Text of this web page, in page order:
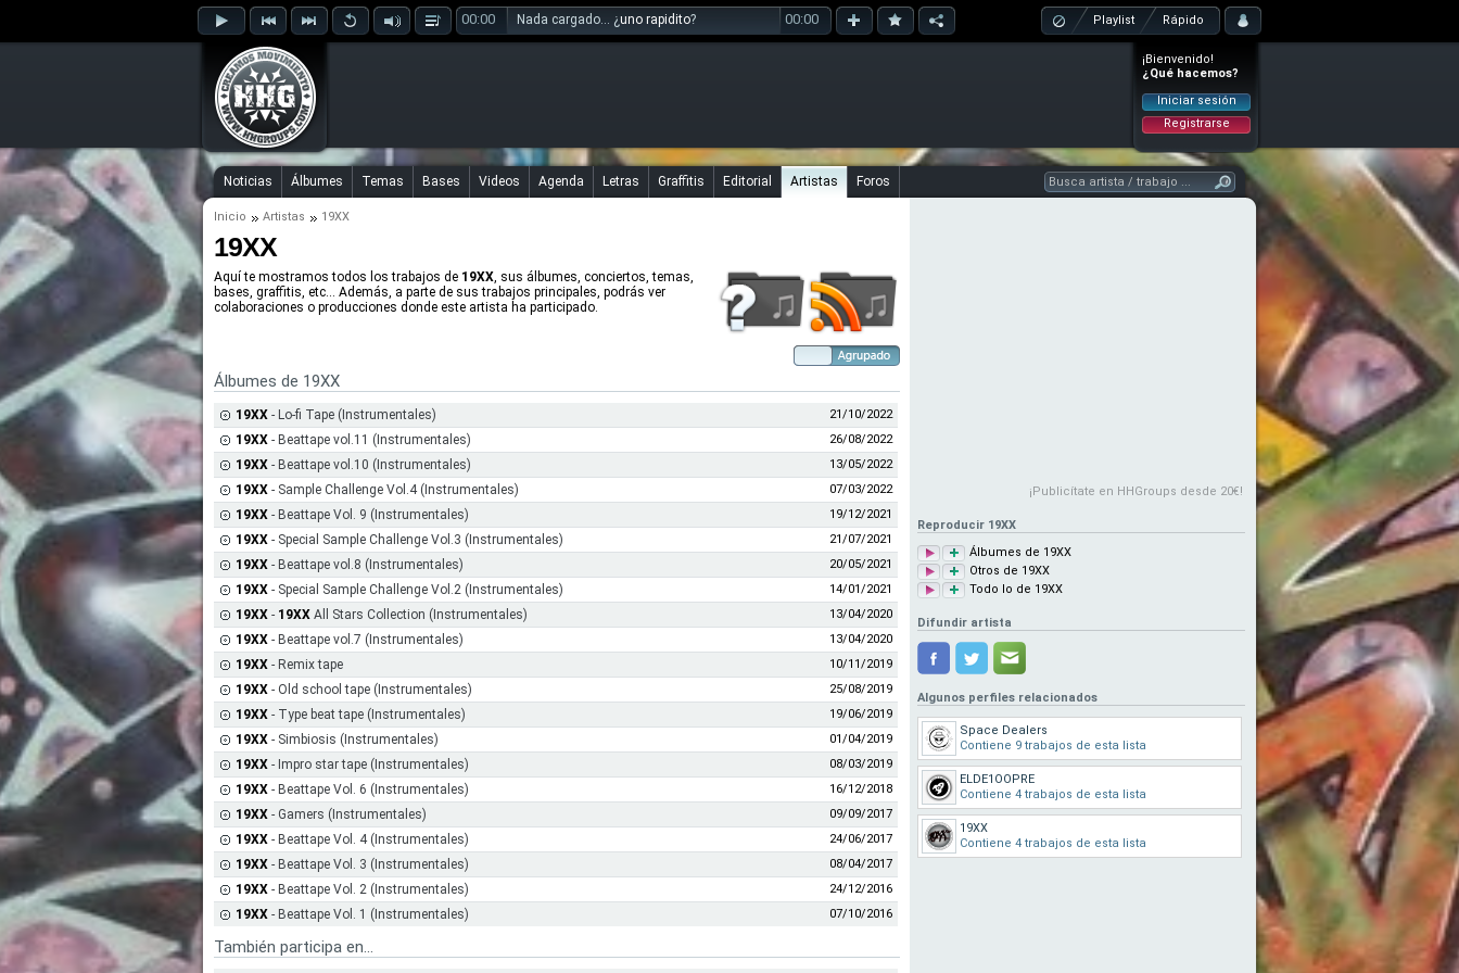
00:00 Nada cargado... ¿uno rapidito? 00:00 Playlist Rápido
¡Bienvenido!
¿Qué hacemos?
Iniciar sesión
Registrarse
Noticias Álbumes Temas Bases Videos Agenda Letras Graffitis Editorial Artistas Foros
Inicio Artistas 19XX
19XX
Aquí te mostramos todos los trabajos de 19XX, sus álbumes, conciertos, temas,
bases, graffitis, etc... Además, a parte de sus trabajos principales, podrás ver
colaboraciones o producciones donde este artista ha participado.
Álbumes de 19XX
19XX - Lo-fi Tape (Instrumentales) 21/10/2022
19XX - Beattape vol.11 (Instrumentales) 26/08/2022
19XX - Beattape vol.10 (Instrumentales) 13/05/2022
19XX - Sample Challenge Vol.4 (Instrumentales) 07/03/2022
19XX - Beattape Vol. 9 (Instrumentales) 19/12/2021
19XX - Special Sample Challenge Vol.3 (Instrumentales) 21/07/2021
19XX - Beattape vol.8 (Instrumentales) 20/05/2021
19XX - Special Sample Challenge Vol.2 (Instrumentales) 14/01/2021
19XX - 19XX All Stars Collection (Instrumentales) 13/04/2020
19XX - Beattape vol.7 (Instrumentales) 13/04/2020
19XX - Remix tape 10/11/2019
19XX - Old school tape (Instrumentales) 25/08/2019
19XX - Type beat tape (Instrumentales) 19/06/2019
19XX - Simbiosis (Instrumentales) 01/04/2019
19XX - Impro star tape (Instrumentales) 08/03/2019
19XX - Beattape Vol. 6 (Instrumentales) 16/12/2018
19XX - Gamers (Instrumentales) 09/09/2017
19XX - Beattape Vol. 4 (Instrumentales) 24/06/2017
19XX - Beattape Vol. 3 (Instrumentales) 08/04/2017
19XX - Beattape Vol. 2 (Instrumentales) 24/12/2016
19XX - Beattape Vol. 1 (Instrumentales) 07/10/2016
También participa en...
¡Publicítate en HHGroups desde 20€!
Reproducir 19XX
Álbumes de 19XX
Otros de 19XX
Todo lo de 19XX
Difundir artista
Algunos perfiles relacionados
Space Dealers
Contiene 9 trabajos de esta lista
ELDE1OOPRE
Contiene 4 trabajos de esta lista
19XX
Contiene 4 trabajos de esta lista